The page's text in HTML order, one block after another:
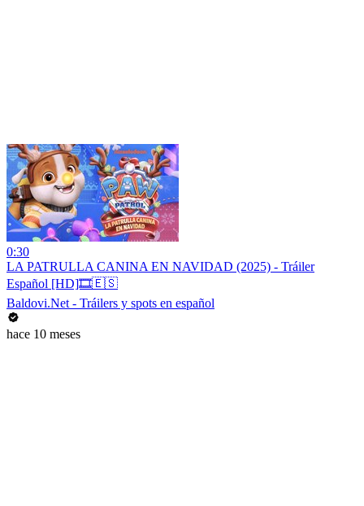
0:30
LA PATRULLA CANINA EN NAVIDAD (2025) - Tráiler
Español [HD]🎞️🇪🇸
Baldovi.Net - Tráilers y spots en español
hace 10 meses